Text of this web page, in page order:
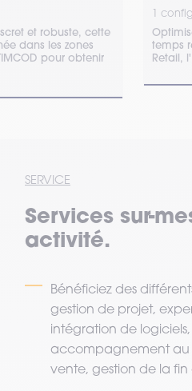
et robuste, cette
dans les zones
pour obtenir
1
temps
Retail,
SERVICE
Services sur-
activité.
Bénéficiez des
gestion de projet,
intégration de
accompagnement au
vente, gestion de la fin